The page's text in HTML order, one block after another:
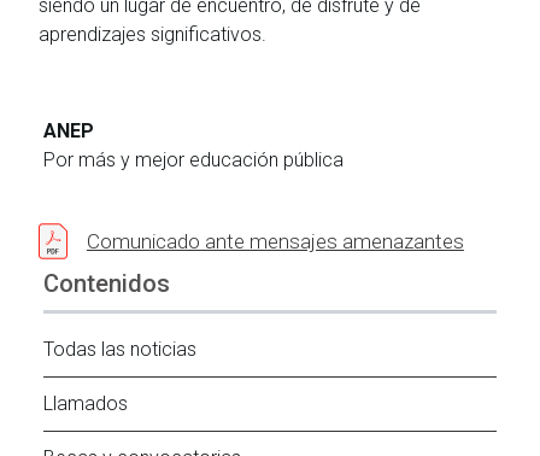
siendo un lugar de encuentro, de disfrute y de
aprendizajes significativos.
ANEP
Por más y mejor educación pública
Comunicado ante mensajes amenazantes
Contenidos
Todas las noticias
Llamados